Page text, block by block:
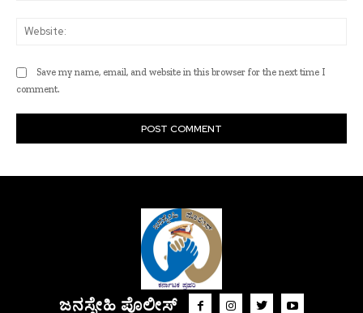
Save my name, email, and website in this browser for the next time I
comment.
ಜನಸ್ನೇಹಿ ಪೊಲೀಸ್